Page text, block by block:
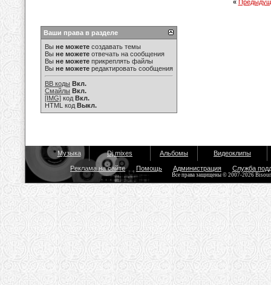
«
Ваши права в разделе
Вы не можете создавать темы
Вы не можете отвечать на сообщения
Вы не можете прикреплять файлы
Вы не можете редактировать сообщения
BB коды Вкл.
Смайлы Вкл.
[IMG] код Вкл.
HTML код Выкл.
Музыка Dj mixes Альбомы Видеоклипы
Реклама на сайте Помощь Администрация Служба
Все права защищены © 2007-2026